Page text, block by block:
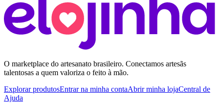
O marketplace do artesanato brasileiro. Conectamos artesãs
talentosas a quem valoriza o feito à mão.
Explorar produtosEntrar na minha contaAbrir minha lojaCentral de
Ajuda